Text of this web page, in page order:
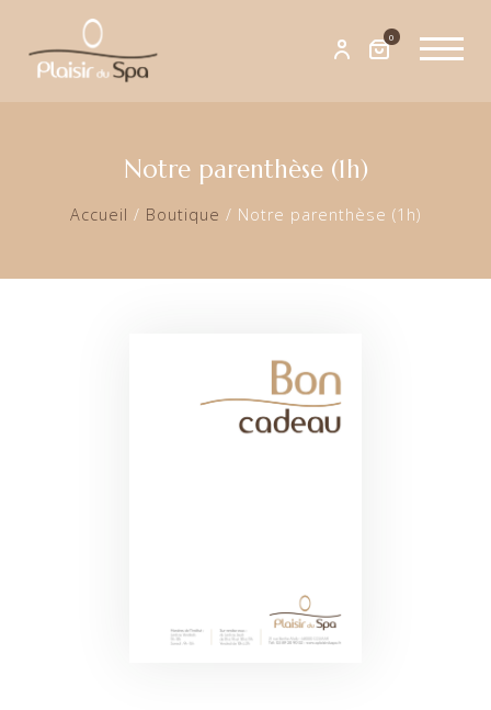
0
Notre parenthèse (1h)
Accueil / Boutique / Notre parenthèse (1h)